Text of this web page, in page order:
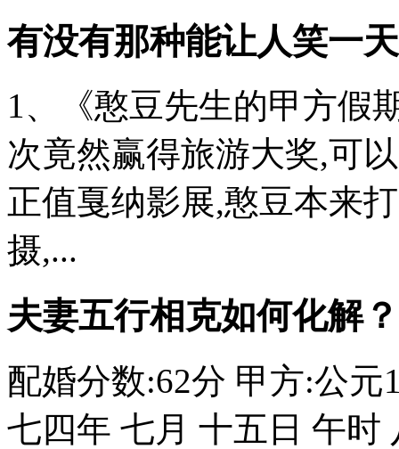
有没有那种能让人笑一
1、《憨豆先生的甲方假
次竟然赢得旅游大奖,可
正值戛纳影展,憨豆本来
摄,...
夫妻五行相克如何化解？
配婚分数:62分 甲方:公元
七四年 七月 十五日 午时